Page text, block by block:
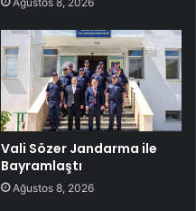
Vali Sözer Jandarma ile
Bayramlaştı
Ağustos 8, 2026